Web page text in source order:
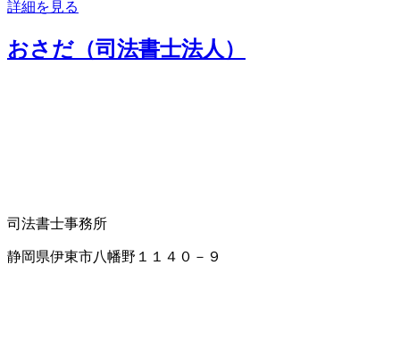
詳細を見る
おさだ（司法書士法人）
司法書士事務所
静岡県伊東市八幡野１１４０－９